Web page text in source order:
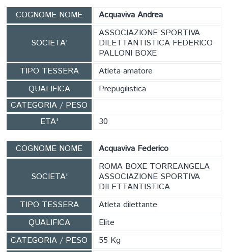
COGNOME NOME Acquaviva Andrea
SOCIETA'
ASSOCIAZIONE SPORTIVA
DILETTANTISTICA FEDERICO
PALLONI BOXE
TIPO TESSERA
Atleta amatore
QUALIFICA
Prepugilistica
CATEGORIA / PESO
ETA'
30
COGNOME NOME Acquaviva Federico
SOCIETA'
ROMA BOXE TORREANGELA
ASSOCIAZIONE SPORTIVA
DILETTANTISTICA
TIPO TESSERA
Atleta dilettante
QUALIFICA
Elite
CATEGORIA / PESO
55 Kg